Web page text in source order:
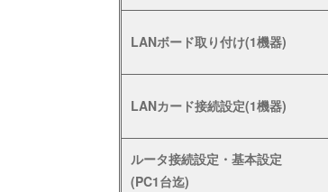
LANボード取り付け(1機器)
LANカード接続設定(1機器)
ルータ接続設定・基本設定
(PC1台迄)